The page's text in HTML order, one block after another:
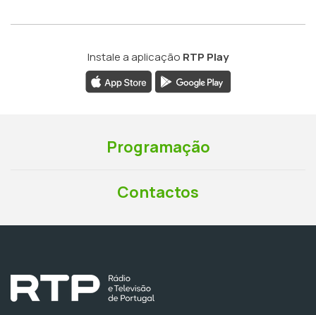
Instale a aplicação RTP Play
Programação
Contactos